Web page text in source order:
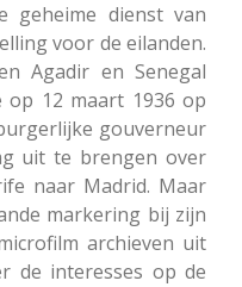
geheime dienst van
voor de eilanden.
Agadir en Senegal
op 12 maart 1936 op
gouverneur
uit te brengen over
naar Madrid. Maar
markering bij zijn
archieven uit
de interesses op de